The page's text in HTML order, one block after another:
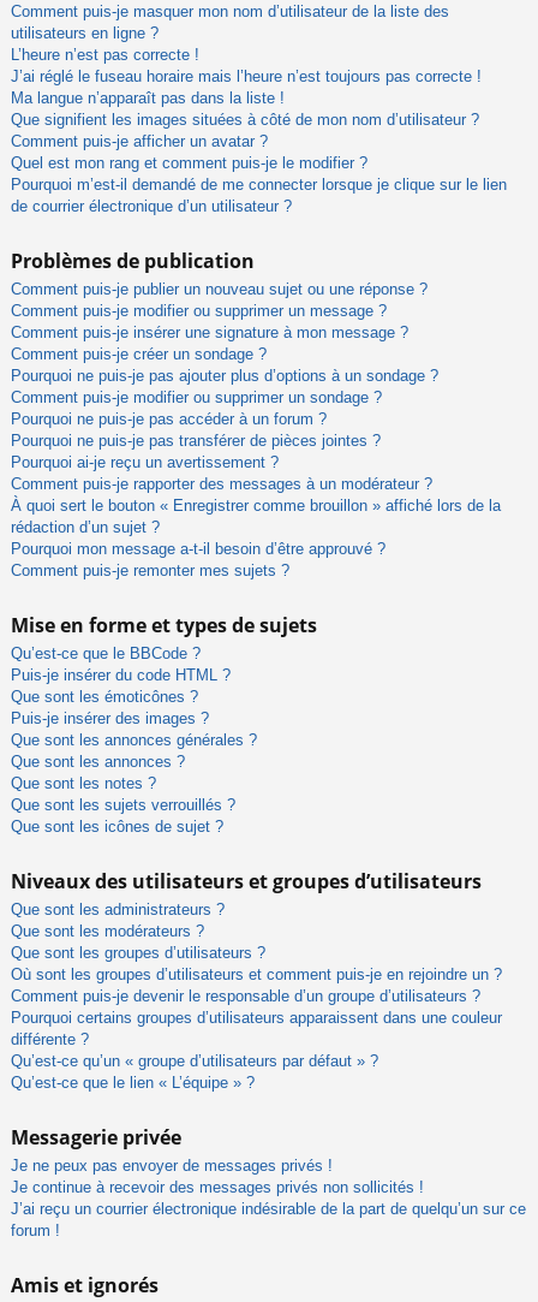
Comment puis-je masquer mon nom d’utilisateur de la liste des
utilisateurs en ligne ?
L’heure n’est pas correcte !
J’ai réglé le fuseau horaire mais l’heure n’est toujours pas correcte !
Ma langue n’apparaît pas dans la liste !
Que signifient les images situées à côté de mon nom d’utilisateur ?
Comment puis-je afficher un avatar ?
Quel est mon rang et comment puis-je le modifier ?
Pourquoi m’est-il demandé de me connecter lorsque je clique sur le lien
de courrier électronique d’un utilisateur ?
Problèmes de publication
Comment puis-je publier un nouveau sujet ou une réponse ?
Comment puis-je modifier ou supprimer un message ?
Comment puis-je insérer une signature à mon message ?
Comment puis-je créer un sondage ?
Pourquoi ne puis-je pas ajouter plus d’options à un sondage ?
Comment puis-je modifier ou supprimer un sondage ?
Pourquoi ne puis-je pas accéder à un forum ?
Pourquoi ne puis-je pas transférer de pièces jointes ?
Pourquoi ai-je reçu un avertissement ?
Comment puis-je rapporter des messages à un modérateur ?
À quoi sert le bouton « Enregistrer comme brouillon » affiché lors de la
rédaction d’un sujet ?
Pourquoi mon message a-t-il besoin d’être approuvé ?
Comment puis-je remonter mes sujets ?
Mise en forme et types de sujets
Qu’est-ce que le BBCode ?
Puis-je insérer du code HTML ?
Que sont les émoticônes ?
Puis-je insérer des images ?
Que sont les annonces générales ?
Que sont les annonces ?
Que sont les notes ?
Que sont les sujets verrouillés ?
Que sont les icônes de sujet ?
Niveaux des utilisateurs et groupes d’utilisateurs
Que sont les administrateurs ?
Que sont les modérateurs ?
Que sont les groupes d’utilisateurs ?
Où sont les groupes d’utilisateurs et comment puis-je en rejoindre un ?
Comment puis-je devenir le responsable d’un groupe d’utilisateurs ?
Pourquoi certains groupes d’utilisateurs apparaissent dans une couleur
différente ?
Qu’est-ce qu’un « groupe d’utilisateurs par défaut » ?
Qu’est-ce que le lien « L’équipe » ?
Messagerie privée
Je ne peux pas envoyer de messages privés !
Je continue à recevoir des messages privés non sollicités !
J’ai reçu un courrier électronique indésirable de la part de quelqu’un sur ce
forum !
Amis et ignorés